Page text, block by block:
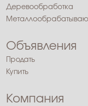
Деревообработка
Объявления
Продать
Купить
Компания